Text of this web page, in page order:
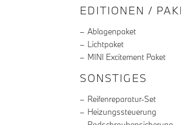
EDITIONEN /
Ablagenpaket
Lichtpaket
MINI Excitement Paket
SONSTIGES
Reifenreparatur-Set
Heizungssteuerung